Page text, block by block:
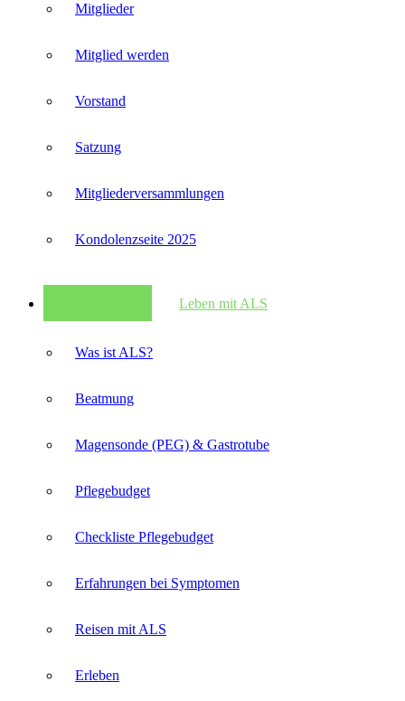
Mitglieder
Mitglied werden
Vorstand
Satzung
Mitglieder­versammlungen
Kondolenzseite 2025
Leben mit ALS
Was ist ALS?
Beatmung
Magensonde (PEG) & Gastrotube
Pflegebudget
Checkliste Pflegebudget
Erfahrungen bei Symptomen
Reisen mit ALS
Erleben